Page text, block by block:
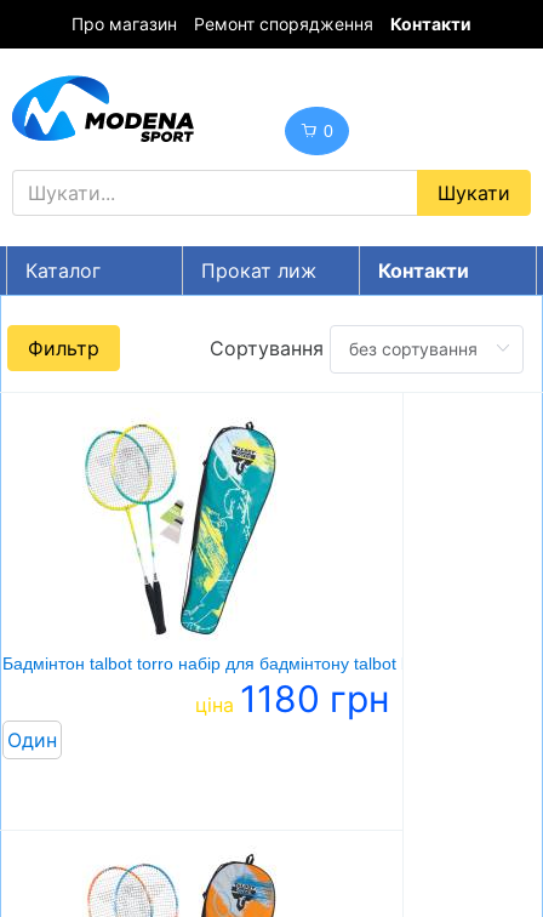
Про магазин Ремонт спорядження Контакти
0
Каталог Прокат лиж
Контакти
Знижки
СНОУБОРДИ
ОДЯГ
ВЗУТТЯ
ШОЛОМИ, ЗАХИСТ, ОКУЛЯРИ
БІГ, ФІТНЕС, М'ЯЧІ
САМОКАТИ
ТУРИЗМ
Фильтр Сортування
Бадмінтон talbot torro набір для бадмінтону talbot badminton set 2
ціна 1180 грн
Один